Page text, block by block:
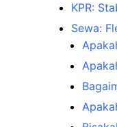
KPR:
Sewa: